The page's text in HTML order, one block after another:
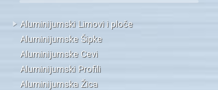
Aluminijumski Limovi i ploče
Aluminijumske Šipke
Aluminijumske Cevi
Aluminijumski Profili
Aluminijumska Žica